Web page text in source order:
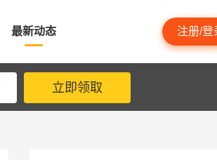
最新动态 注册/登
立即领取